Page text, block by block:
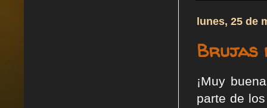
lunes, 25 de
Brujas
¡Muy
parte de